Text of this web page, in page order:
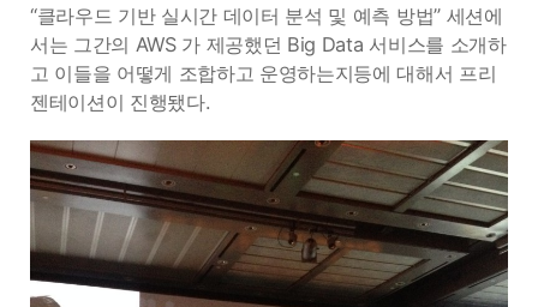
“클라우드 기반 실시간 데이터 분석 및 예측 방법” 세션에
서는 그간의 AWS 가 제공했던 Big Data 서비스를 소개하
고 이들을 어떻게 조합하고 운영하는지등에 대해서 프리
젠테이션이 진행됐다.